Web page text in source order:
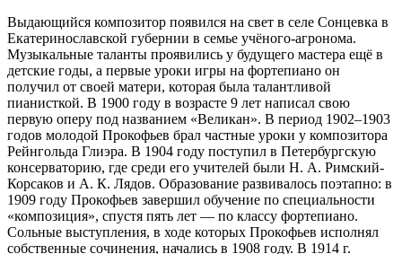
Выдающийся композитор появился на свет в селе Сонцевка в
Екатеринославской губернии в семье учёного‑агронома.
Музыкальные таланты проявились у будущего мастера ещё в
детские годы, а первые уроки игры на фортепиано он
получил от своей матери, которая была талантливой
пианисткой. В 1900 году в возрасте 9 лет написал свою
первую оперу под названием «Великан». В период 1902–1903
годов молодой Прокофьев брал частные уроки у композитора
Рейнгольда Глиэра. В 1904 году поступил в Петербургскую
консерваторию, где среди его учителей были Н. А. Римский-
Корсаков и А. К. Лядов. Образование развивалось поэтапно: в
1909 году Прокофьев завершил обучение по специальности
«композиция», спустя пять лет — по классу фортепиано.
Сольные выступления, в ходе которых Прокофьев исполнял
собственные сочинения, начались в 1908 году. В 1914 г.